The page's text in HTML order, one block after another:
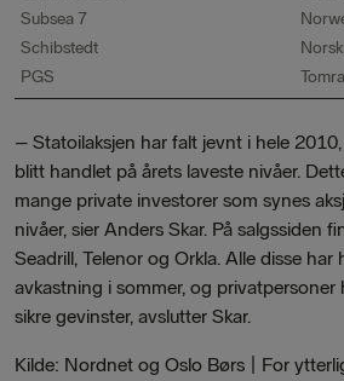
Subsea 7
Schibstedt
PGS
Tomra
– Statoilaksjen har falt jevnt i hele
blitt handlet på årets laveste nivåer.
mange private investorer som synes
nivåer, sier Anders Skar. På salgssiden
Seadrill, Telenor og Orkla. Alle disse
avkastning i sommer, og privatpersoner
sikre gevinster, avslutter Skar.
Kilde: Nordnet og Oslo Børs | For